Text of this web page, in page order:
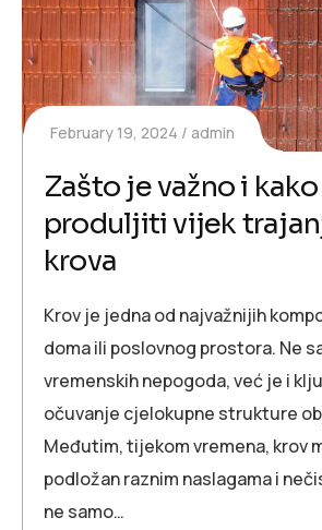
February 19, 2024 admin
Zašto je važno i kako
produljiti vijek
krova
Krov je jedna od najvažnijih
doma ili poslovnog prostora. Ne
vremenskih nepogoda, već je i
očuvanje cjelokupne strukture
Međutim, tijekom vremena, krov
podložan raznim naslagama i
ne samo…